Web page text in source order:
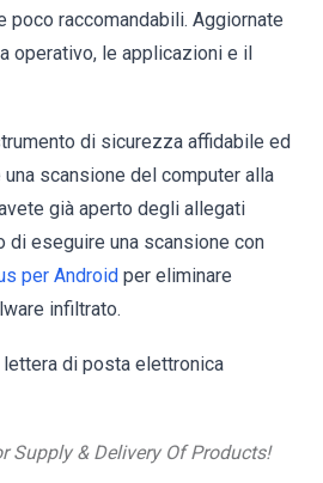
poco raccomandabili. Aggiornate
operativo, le applicazioni e il
di sicurezza affidabile ed
scansione del computer alla
già aperto degli allegati
di eseguire una scansione con
per Android per eliminare
infiltrato.
di posta elettronica
Supply & Delivery Of Products!